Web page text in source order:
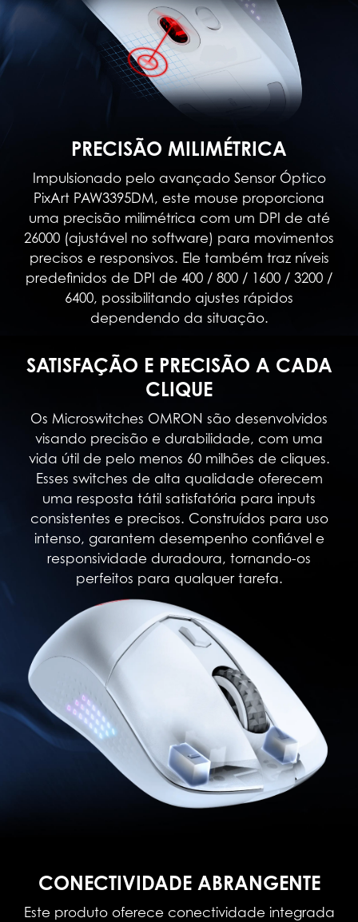
PRECISÃO MILIMÉTRICA
Impulsionado pelo avançado Sensor Óptico
PixArt PAW3395DM, este mouse proporciona
uma precisão milimétrica com um DPI de até
26000 (ajustável no software) para movimentos
precisos e responsivos. Ele também traz níveis
predefinidos de DPI de 400 / 800 / 1600 / 3200 /
6400, possibilitando ajustes rápidos
dependendo da situação.
SATISFAÇÃO E PRECISÃO A CADA
CLIQUE
Os Microswitches OMRON são desenvolvidos
visando precisão e durabilidade, com uma
vida útil de pelo menos 60 milhões de cliques.
Esses switches de alta qualidade oferecem
uma resposta tátil satisfatória para inputs
consistentes e precisos. Construídos para uso
intenso, garantem desempenho confiável e
responsividade duradoura, tornando-os
perfeitos para qualquer tarefa.
CONECTIVIDADE ABRANGENTE
Este produto oferece conectividade integrada